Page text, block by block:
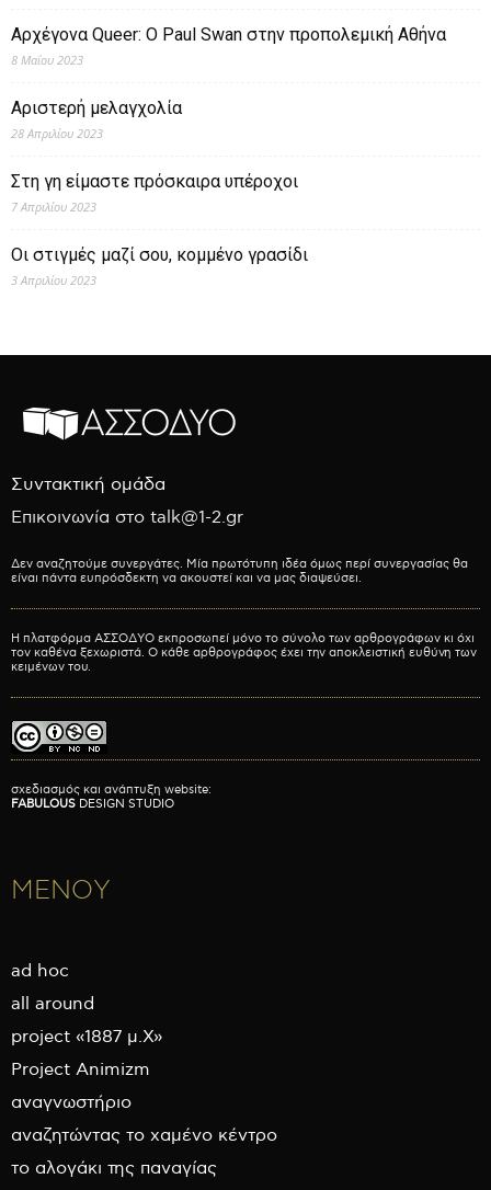
Αρχέγονα Queer: O Paul Swan στην προπολεμική Αθήνα
8 Μαΐου 2023
Αριστερή μελαγχολία
28 Απριλίου 2023
Στη γη είμαστε πρόσκαιρα υπέροχοι
7 Απριλίου 2023
Οι στιγμές μαζί σου, κομμένο γρασίδι
3 Απριλίου 2023
Συντακτική ομάδα
Επικοινωνία στο talk@1-2.gr
Δεν αναζητούμε συνεργάτες. Μία πρωτότυπη ιδέα όμως περί συνεργασίας θα
είναι πάντα ευπρόσδεκτη να ακουστεί και να μας διαψεύσει.
Η πλατφόρμα ΑΣΣΟΔΥΟ εκπροσωπεί μόνο το σύνολο των αρθρογράφων κι όχι
τον καθένα ξεχωριστά. Ο κάθε αρθρογράφος έχει την αποκλειστική ευθύνη των
κειμένων του.
σχεδιασμός και ανάπτυξη website:
FABULOUS DESIGN STUDIO
ΜΕΝΟΥ
ad hoc
all around
project «1887 μ.Χ»
Project Animizm
αναγνωστήριο
αναζητώντας το χαμένο κέντρο
το αλογάκι της παναγίας